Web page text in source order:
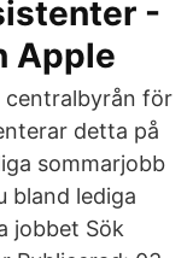
-
Apple
centralbyrån för
detta på
sommarjobb
bland lediga
jobbet Sök